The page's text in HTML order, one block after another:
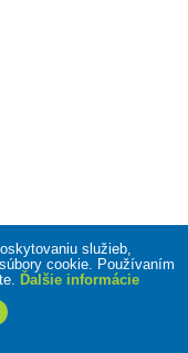
služieb,
cookie. Používaním
Ďalšie informácie